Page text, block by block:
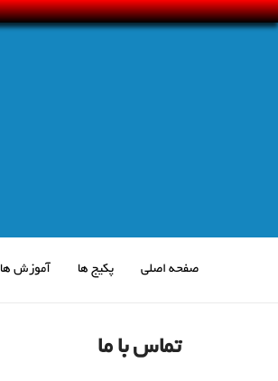
صفحه اصلی پکیج ها آموزش ها
تماس با ما